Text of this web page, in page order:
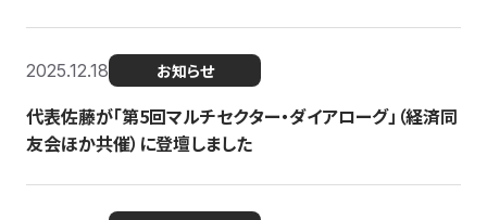
2025.12.18 お知らせ
代表佐藤が「第5回マルチセクター・ダイアローグ」（経済同
友会ほか共催）に登壇しました